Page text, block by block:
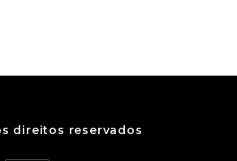
direitos reservados